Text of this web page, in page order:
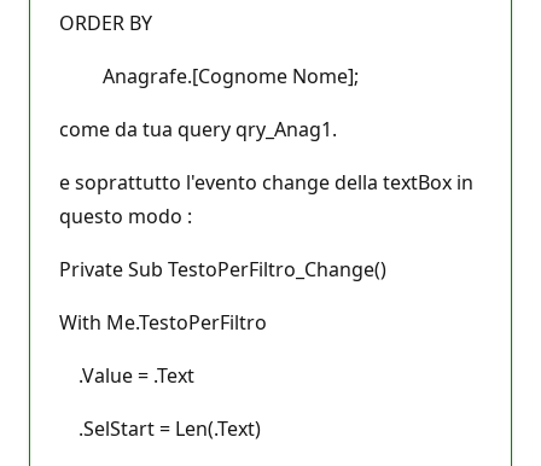
ORDER BY
Anagrafe.[Cognome Nome];
come da tua query qry_Anag1.
e soprattutto l'evento change della textBox in
questo modo :
Private Sub TestoPerFiltro_Change()
With Me.TestoPerFiltro
.Value = .Text
.SelStart = Len(.Text)